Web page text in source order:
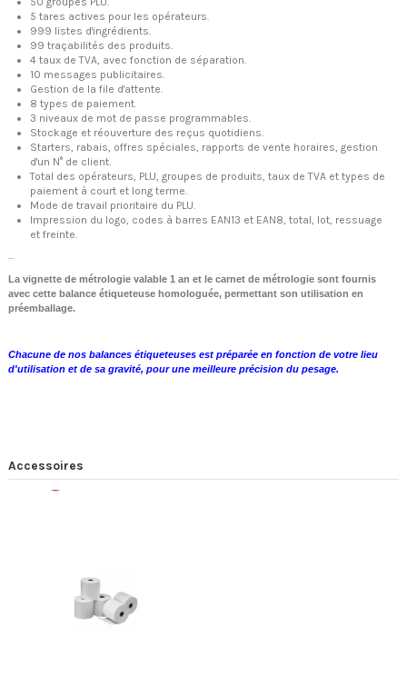
5 tares actives pour les opérateurs.
999 listes d'ingrédients.
99 traçabilités des produits.
4 taux de TVA, avec fonction de séparation.
10 messages publicitaires.
Gestion de la file d'attente.
8 types de paiement.
3 niveaux de mot de passe programmables.
Stockage et réouverture des reçus quotidiens.
Starters, rabais, offres spéciales, rapports de vente horaires, gestion
d'un N° de client.
Total des opérateurs, PLU, groupes de produits, taux de TVA et types de
paiement à court et long terme.
Mode de travail prioritaire du PLU.
Impression du logo, codes à barres EAN13 et EAN8, total, lot, ressuage
et freinte.
...
La vignette de métrologie valable 1 an et le carnet de métrologie sont fournis
avec cette balance étiqueteuse homologuée, permettant son utilisation en
préemballage.
Chacune de nos balances étiqueteuses est préparée en fonction de votre lieu
d'utilisation et de sa gravité, pour une meilleure précision du pesage.
Accessoires
Rupture